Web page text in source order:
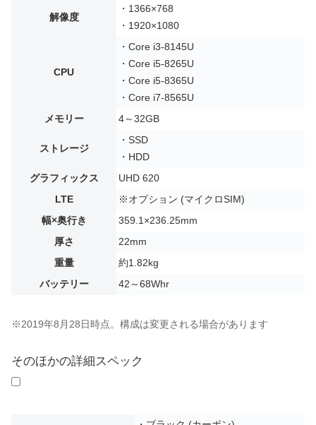
解像度
・1366×768
・1920×1080
CPU
・Core i3-8145U
・Core i5-8265U
・Core i5-8365U
・Core i7-8565U
メモリー
4～32GB
ストレージ
・SSD
・HDD
グラフィックス
UHD 620
LTE
※オプション (マイクロSIM)
幅×奥行き
359.1×236.25mm
厚さ
22mm
重量
約1.82kg
バッテリー
42～68Whr
※2019年8月28日時点。構成は変更される場合があります
そのほかの詳細スペック